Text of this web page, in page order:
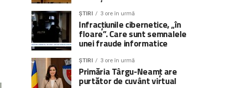
ȘTIRI 3 ore în urmă
Infracțiunile cibernetice, „în
floare”. Care sunt semnalele
unei fraude informatice
ȘTIRI 3 ore în urmă
Primăria Târgu-Neamț are
purtător de cuvânt virtual